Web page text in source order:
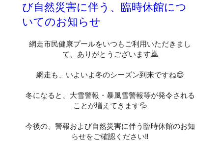
び自然災害に伴う、臨時休館につ
いてのお知らせ
網走市民健康プールをいつもご利用いただきまし
て、ありがとうございます🙇
網走も、いよいよ冬のシーズン到来ですね😊
冬になると、大雪警報・暴風雪警報等が発令される
ことが増えてきます💦
今後の、警報および自然災害に伴う臨時休館のお知
らせをご確認ください‼